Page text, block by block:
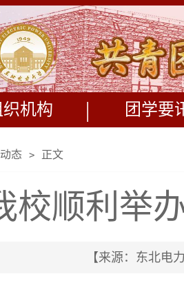
织机构 | 团学要
态 > 正文
校顺利举
【来源：东北电